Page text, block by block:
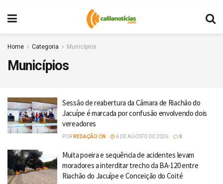
Home Categoria Municípios
Municípios
Sessão de reabertura da Câmara de Riachão do
Jacuípe é marcada por confusão envolvendo dois
vereadores
POR REDAÇÃO CN 6 DE AGOSTO DE 2026 0
Muita poeira e sequência de acidentes levam
moradores a interditar trecho da BA-120 entre
Riachão do Jacuípe e Conceição do Coité